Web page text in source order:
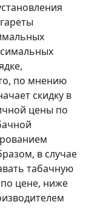
по мнению
скидку в
цены по
в случае
табачную
цене, ниже